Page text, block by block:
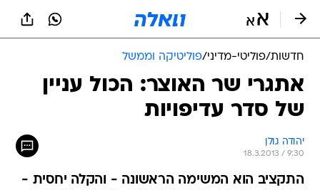
חדשות/פוליטי-מדיני/פוליטיקה וממשל
אתגרי שר האוצר: הכול עניין
של סדר עדיפויות
יהודה גולן
18.3.2013 / 9:30
התקציב הוא המשימה הראשונה - והקלה יחסית -